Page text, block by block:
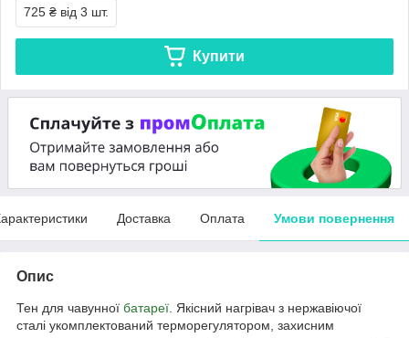
725 ₴ від 3 шт.
Купити
Доставка Оплата Умови повернення
Опис
Тен для чавунної батареї. Якісний нагрівач з нержавіючої
сталі укомплектований терморегулятором, захисним